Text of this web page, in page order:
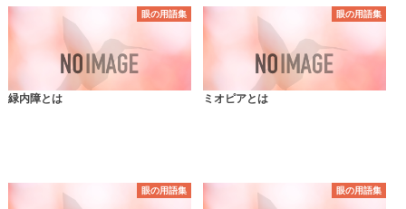
眼の用語集
緑内障とは
眼の用語集
ミオピアとは
眼の用語集 眼の用語集